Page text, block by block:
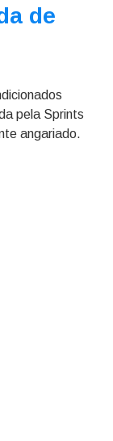
de
pela Sprints
angariado.